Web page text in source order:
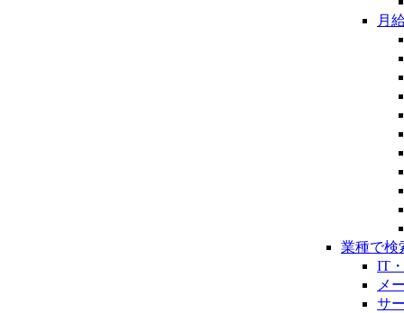
月
業種で検
IT
メ
サ